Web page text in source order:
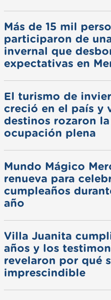
Más de 15 mil
participaron de
invernal que
expectativas en
El turismo de
creció en el país y
destinos rozaron la
ocupación plena
Mundo Mágico
renueva para
cumpleaños
año
Villa Juanita
años y los
revelaron por qué
imprescindible